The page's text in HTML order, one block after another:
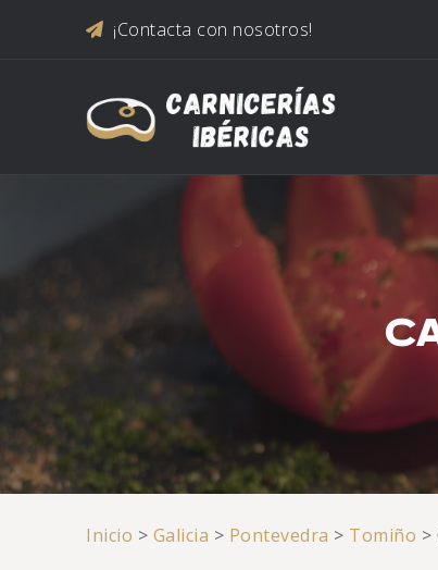
¡Contacta con nosotros!
Inicio > Galicia > Pontevedra > Tomiño >